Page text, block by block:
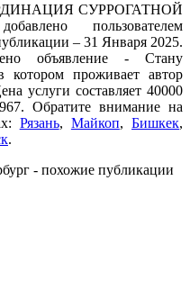
СУРРОГАТНОЙ
пользователем
– 31 Января 2025.
объявление - Cтану
проживает автор
услуги составляет 40000
Обратите внимание на
Рязань, Майкоп,Бишкек,
.
- похожие публикации